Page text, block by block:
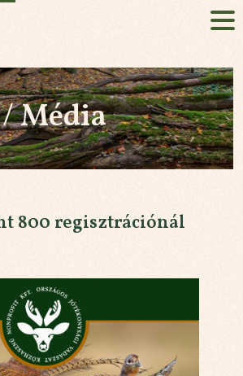
HU EN
Jelentkezés!
RÓLUNK
AZ ESEMÉNY
PARTNEREK
KAPCSOLAT
Média
800 regisztrációnál